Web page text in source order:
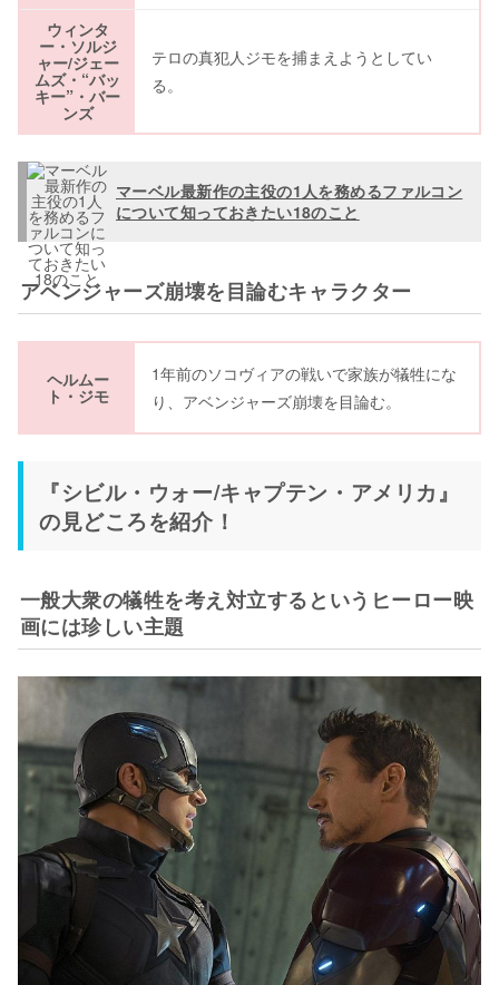
ウィンタ
ー・ソルジ
ャー/ジェー
ムズ・“バッ
キー”・バー
ンズ
テロの真犯人ジモを捕まえようとしてい
る。
マーベル最新作の主役の1人を務めるファルコン
について知っておきたい18のこと
アベンジャーズ崩壊を目論むキャラクター
ヘルムー
ト・ジモ
1年前のソコヴィアの戦いで家族が犠牲にな
り、アベンジャーズ崩壊を目論む。
『シビル・ウォー/キャプテン・アメリカ』
の見どころを紹介！
一般大衆の犠牲を考え対立するというヒーロー映
画には珍しい主題